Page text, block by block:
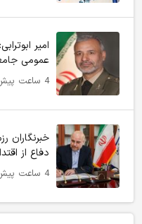
امیر
عمومی
4 ساعت پیش
خبرنگاران
دفاع از
4 ساعت پیش